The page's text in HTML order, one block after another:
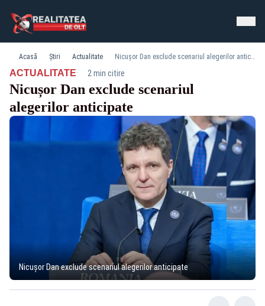
Acasă Știri Actualitate Nicușor Dan exclude scenariul alegerilor anticipate
ACTUALITATE· 2 min citire
Nicușor Dan exclude scenariul
alegerilor anticipate
Nicușor Dan exclude scenariul alegerilor anticipate